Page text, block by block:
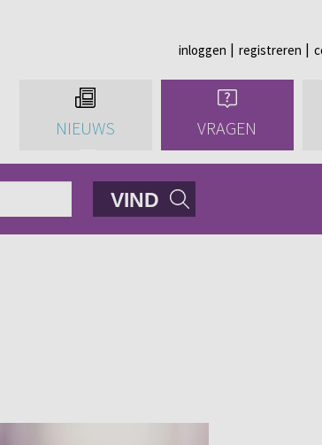
inloggen registreren
NIEUWS VRAGEN
VIND